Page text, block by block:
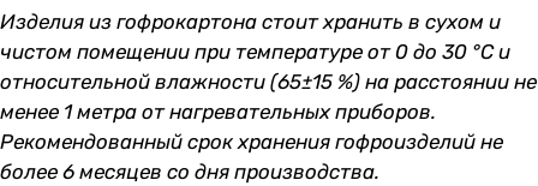
Изделия из гофрокартона стоит хранить в сухом и
чистом помещении при температуре от 0 до 30 °C и
относительной влажности (65±15 %) на расстоянии не
менее 1 метра от нагревательных приборов.
Рекомендованный срок хранения гофроизделий не
более 6 месяцев со дня производства.